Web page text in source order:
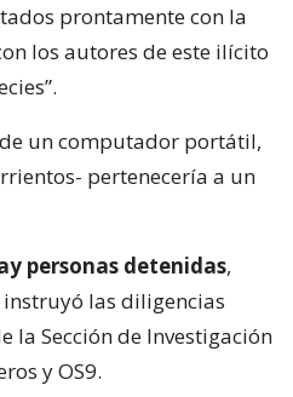
prontamente con la
los autores de este ilícito
un computador portátil,
pertenecería a un
personas detenidas,
las diligencias
la Sección de Investigación
y OS9.